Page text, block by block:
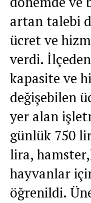
artan talebi
ücret ve
verdi.
kapasite ve
değişebilen
yer alan
günlük 750
lira,
hayvanlar
öğrenildi.